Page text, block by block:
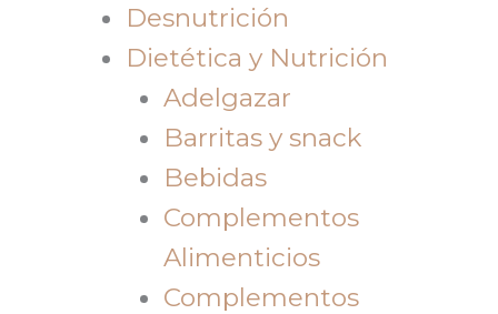
Desnutrición
Dietética y Nutrición
Adelgazar
Barritas y snack
Bebidas
Complementos
Alimenticios
Complementos